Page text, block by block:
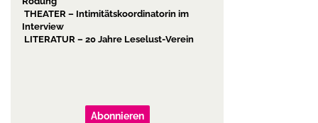
Abonnieren